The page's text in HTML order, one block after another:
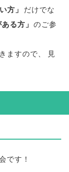
方 」 だけでな
る方 」 のご参
ますので
見
です！